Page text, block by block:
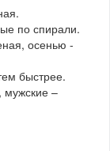
по спирали.
осенью -
быстрее.
мужские –